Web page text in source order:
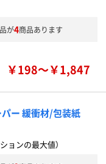
が4商品あります
￥198～￥1,847
ー 緩衝材/包装紙
ョンの最大値）